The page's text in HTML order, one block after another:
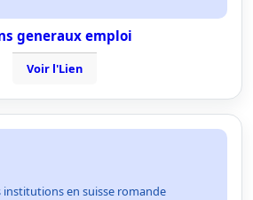
generaux emploi
Voir l'Lien
institutions en suisse romande